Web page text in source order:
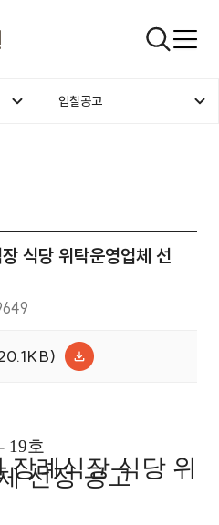
검색창
입찰공고
식당 위탁운영업체 선
19호
장례식장 식당 위
선정 공고